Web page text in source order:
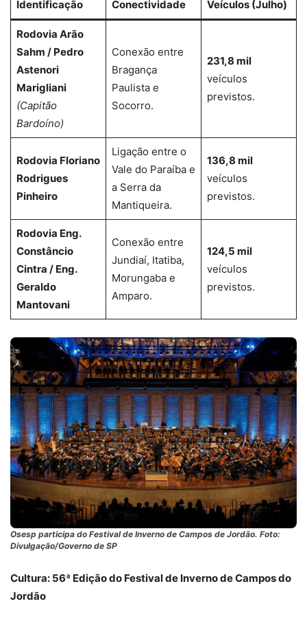
Identificação Conectividade Veículos (Julho)
Rodovia Arão
Sahm / Pedro
Astenori
Marigliani
(Capitão
Bardoíno)
Conexão entre
Bragança
Paulista e
Socorro.
231,8 mil
veículos
previstos.
Rodovia Floriano
Rodrigues
Pinheiro
Ligação entre o
Vale do Paraíba e
a Serra da
Mantiqueira.
136,8 mil
veículos
previstos.
Rodovia Eng.
Constâncio
Cintra / Eng.
Geraldo
Mantovani
Conexão entre
Jundiaí, Itatiba,
Morungaba e
Amparo.
124,5 mil
veículos
previstos.
Osesp participa do Festival de Inverno de Campos de Jordão. Foto:
Divulgação/Governo de SP
Cultura: 56ª Edição do Festival de Inverno de Campos do
Jordão